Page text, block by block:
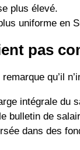
plus élevé.
uniforme en
pas
qu’il
intégrale
bulletin de
dans des